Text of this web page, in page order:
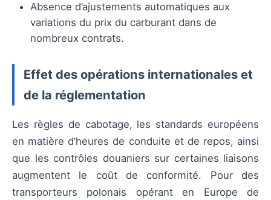
Absence d’ajustements automatiques aux
variations du prix du carburant dans de
nombreux contrats.
Effet des opérations internationales et
de la réglementation
Les règles de cabotage, les standards européens
en matière d’heures de conduite et de repos, ainsi
que les contrôles douaniers sur certaines liaisons
augmentent le coût de conformité. Pour des
transporteurs polonais opérant en Europe de